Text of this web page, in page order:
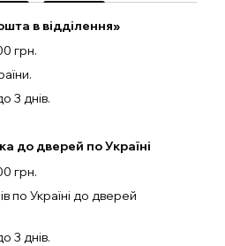
в відділення»
грн.
3 днів.
до дверей по Україні
грн.
по Україні до дверей
3 днів.